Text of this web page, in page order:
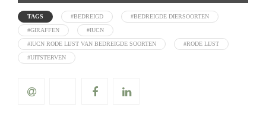
TAGS #BEDREIGD #BEDREIGDE DIERSOORTEN
#GIRAFFEN #IUCN
#IUCN RODE LIJST VAN BEDREIGDE SOORTEN #RODE LIJST
#UITSTERVEN